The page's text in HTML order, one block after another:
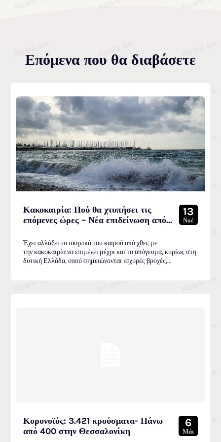
Επόμενα που θα διαβάσετε
Κακοκαιρία: Πού θα χτυπήσει τις
επόμενες ώρες – Νέα επιδείνωση από...
13
Νοέ
Έχει αλλάξει το σκηνικό του καιρού από χθες με
την κακοκαιρία να επιμένει μέχρι και το απόγευμα, κυρίως στη
δυτική Ελλάδα, οπού σημειώνονται ισχυρές βροχές,...
Κορονοϊός: 3.421 κρούσματα- Πάνω
από 400 στην Θεσσαλονίκη
6
Μάι